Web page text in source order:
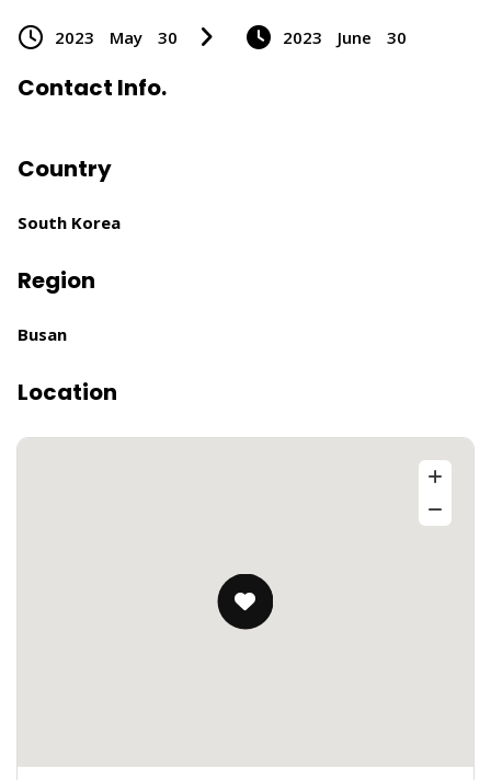
2023 May 30 2023 June 30
Contact Info.
Country
South Korea
Region
Busan
Location